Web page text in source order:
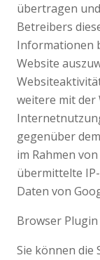
übertragen
Betreibers
Informationen
Website
weitere mit
gegenüber
im Rahmen
übermittelte
Daten von
Browser Plugin
Sie können die